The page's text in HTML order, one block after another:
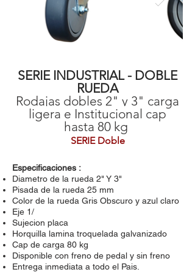
SERIE INDUSTRIAL - DOBLE
RUEDA
Rodajas dobles 2" y 3" carga
ligera e Institucional cap
hasta 80 kg
SERIE Doble
Especificaciones :
Diametro de la rueda 2" Y 3"
Pisada de la rueda 25 mm
Color de la rueda Gris Obscuro y azul claro
Eje 1/
Sujecion placa
Horquilla lamina troquelada galvanizado
Cap de carga 80 kg
Disponible con freno de pedal y sin freno
Entrega inmediata a todo el Pais.